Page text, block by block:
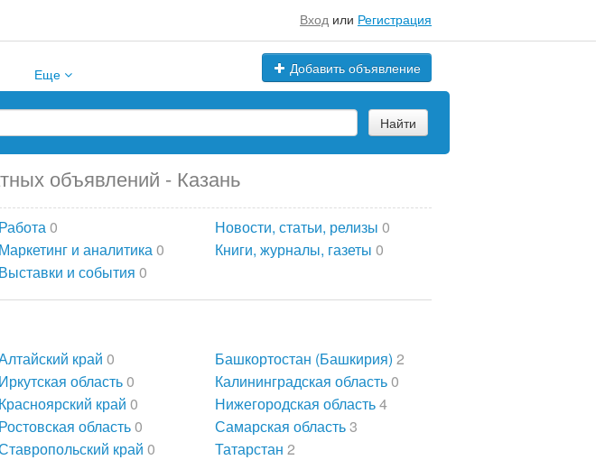
Вход или Регистрация
Добавить объявление
Еще
Найти
объявлений - Казань
Работа0 Новости, статьи, релизы 0
Маркетинг и аналитика0 Книги, журналы, газеты 0
Выставки и события 0
край 0 Башкортостан (Башкирия) 2
Иркутская область0 Калининградская область0
Красноярский край 0 Нижегородская область4
Ростовская область0 Самарская область3
край 0 Татарстан 2